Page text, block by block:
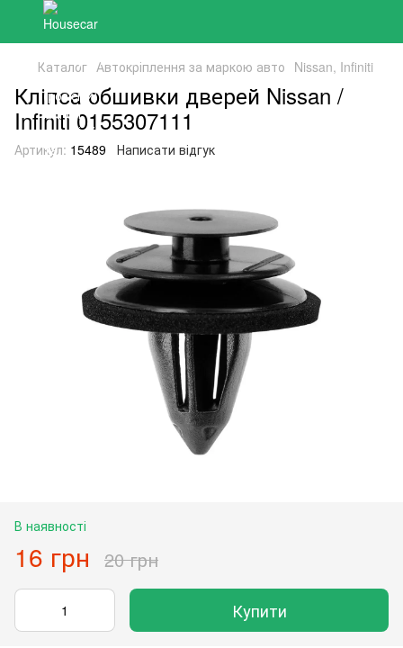
Каталог Автокріплення за маркою авто Nissan, Infiniti
Кліпса обшивки дверей Nissan /
Infiniti 0155307111
Артикул: 15489 Написати відгук
В наявності
16 грн 20 грн
Купити